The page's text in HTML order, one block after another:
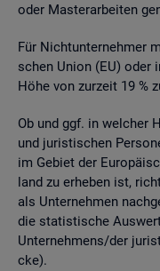
oder Mas­ter­ar­bei­ten
Für Nicht­un­ter­neh­mer
schen Union (EU) oder
Höhe von zur­zeit 19 %
Ob und ggf. in wel­cher
und ju­ris­ti­schen
im Ge­biet der
land zu er­he­ben ist,
als Un­ter­neh­men
die sta­tis­ti­sche
Un­ter­neh­mens/der
cke).